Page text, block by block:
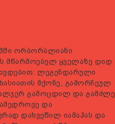
ორბორბლიანი
მწარმოებელ ყველაზე დიდ
ლეგენდარული
მქონე, გამორჩეულ
გამოცდილ და გამძლე
და
დახვეწილ იამაჰას და